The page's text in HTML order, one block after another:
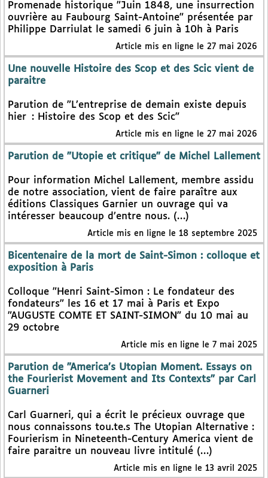
Promenade historique "Juin 1848, une insurrection
ouvrière au Faubourg Saint-Antoine" présentée par
Philippe Darriulat le samedi 6 juin à 10h à Paris
Article mis en ligne le 27 mai 2026
Une nouvelle Histoire des Scop et des Scic vient de
paraitre
Parution de "L’entreprise de demain existe depuis
hier : Histoire des Scop et des Scic"
Article mis en ligne le 27 mai 2026
Parution de "Utopie et critique" de Michel Lallement
Pour information Michel Lallement, membre assidu
de notre association, vient de faire paraître aux
éditions Classiques Garnier un ouvrage qui va
intéresser beaucoup d’entre nous. (…)
Article mis en ligne le 18 septembre 2025
Bicentenaire de la mort de Saint-Simon : colloque et
exposition à Paris
Colloque "Henri Saint-Simon : Le fondateur des
fondateurs" les 16 et 17 mai à Paris et Expo
"AUGUSTE COMTE ET SAINT-SIMON" du 10 mai au
29 octobre
Article mis en ligne le 7 mai 2025
Parution de "America’s Utopian Moment. Essays on
the Fourierist Movement and Its Contexts" par Carl
Guarneri
Carl Guarneri, qui a écrit le précieux ouvrage que
nous connaissons tou.te.s The Utopian Alternative :
Fourierism in Nineteenth-Century America vient de
faire paraitre un nouveau livre intitulé (…)
Article mis en ligne le 13 avril 2025